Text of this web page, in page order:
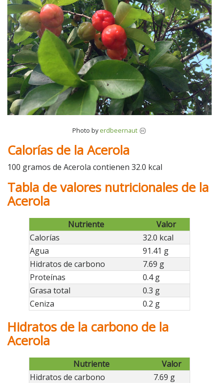
Photo byerdbeernaut
Calorías de la Acerola
100 gramos de Acerola contienen 32.0 kcal
Tabla de valores nutricionales de la
Acerola
Nutriente
Valor
Calorías
32.0 kcal
Agua
91.41 g
Hidratos de carbono
7.69 g
Proteínas
0.4 g
Grasa total
0.3 g
Ceniza
0.2 g
Hidratos de la carbono de la
Acerola
Nutriente
Valor
Hidratos de carbono
7.69 g